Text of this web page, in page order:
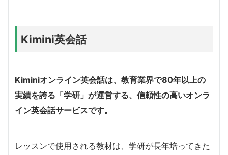
Kimini英会話
Kiminiオンライン英会話は、教育業界で80年以上の
実績を誇る「学研」が運営する、信頼性の高いオンラ
イン英会話サービスです。
レッスンで使用される教材は、学研が長年培ってきた